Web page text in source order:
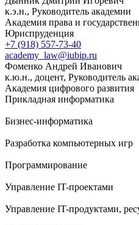
к.э.н., Руководитель академии
Академия права и
Юриспруденция
+7 (918) 557-73-40
academy_law@iubip.ru
Фоменко Андрей Иванович
к.ю.н., доцент, Руководитель
Академия цифрового развития
Прикладная информатика
Бизнес-информатика
Разработка компьютерных игр
Программирование
Управление IT-проектами
Управление IT-продуктами,